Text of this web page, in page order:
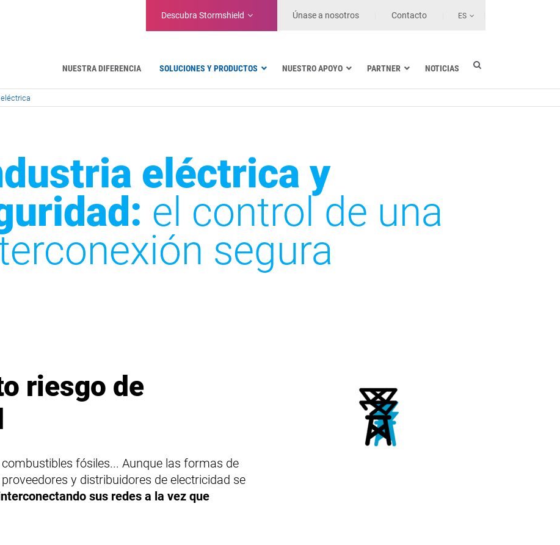
Descubra Stormshield Únase a nosotros Contacto ES
NUESTRA DIFERENCIA SOLUCIONES Y PRODUCTOS
Agua
Gestión de instalaciones y almacenes
Tecnologías de la información
NUESTRO APOYO PARTNER NOTICIAS
eléctrica y
el control de una
segura
riesgo de
fósiles... Aunque las formas de
y distribuidores de electricidad se
sus redes a la vez que